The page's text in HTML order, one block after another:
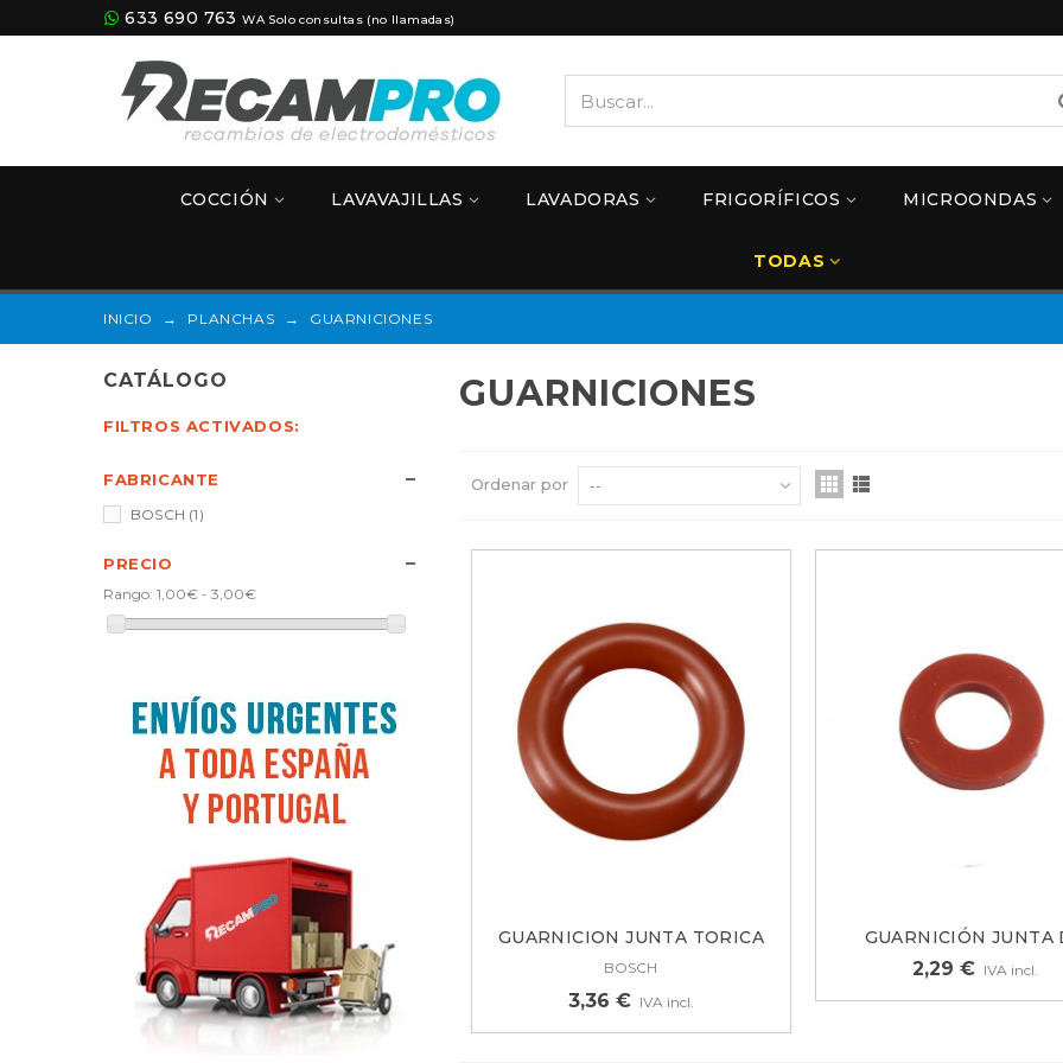
633 690 763 WA Solo consultas (no llamadas)
COCCIÓN LAVAVAJILLAS LAVADORAS FRIGORÍFICOS MICROONDAS
TODAS
INICIO → PLANCHAS → GUARNICIONES
CATÁLOGO
FILTROS ACTIVADOS:
FABRICANTE
BOSCH (1)
PRECIO
Rango: 1,00€ - 3,00€
GUARNICIONES
Ordenar por --
GUARNICION JUNTA TORICA
PARA...
BOSCH
3,36 € IVA incl.
GUARNICIÓN JUNTA
SILICONA...
2,29 € IVA incl.